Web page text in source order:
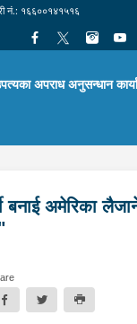
नं.: १६६००१४१५१६
अपराध अनुसन्धान
बनाई अमेरिका